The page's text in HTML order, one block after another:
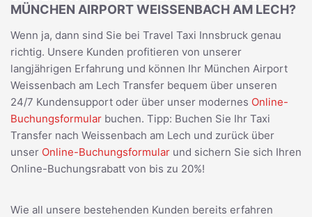
MÜNCHEN AIRPORT WEISSENBACH AM LECH?
Wenn ja, dann sind Sie bei Travel Taxi Innsbruck genau
richtig. Unsere Kunden profitieren von unserer
langjährigen Erfahrung und können Ihr München Airport
Weissenbach am Lech Transfer bequem über unseren
24/7 Kundensupport oder über unser modernes Online-
Buchungsformular buchen. Tipp: Buchen Sie Ihr Taxi
Transfer nach Weissenbach am Lech und zurück über
unser Online-Buchungsformular und sichern Sie sich Ihren
Online-Buchungsrabatt von bis zu 20%!
Wie all unsere bestehenden Kunden bereits erfahren